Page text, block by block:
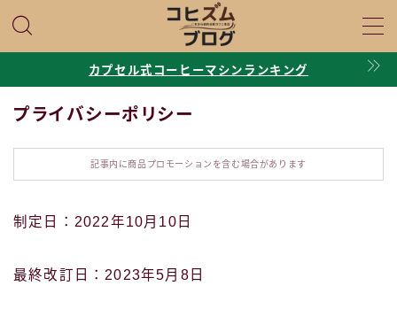
口コミ・評判
マシン比較
Q＆A・基礎知識
プロフィール
カプセル式コーヒーマシンランキング
プライバシーポリシー
記事内に商品プロモーションを含む場合があります
制定日：2022年10月10日
最終改訂日：2023年5月8日